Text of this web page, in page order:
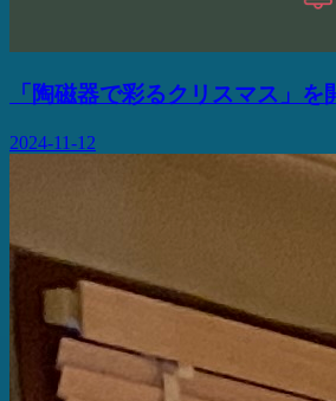
「陶磁器で彩るクリスマス」を
2024-11-12